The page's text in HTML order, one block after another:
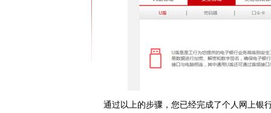
通过以上的步骤，您已经完成了个人网上银